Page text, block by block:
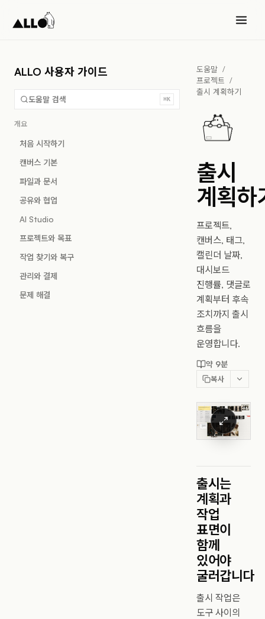
ALLO 사용자 가이드
도움말 검색 ⌘K
개요
처음 시작하기
캔버스 기본
파일과 문서
공유와 협업
AI Studio
프로젝트와 목표
작업 찾기와 복구
관리와 결제
문제 해결
도움말 /
프로젝트
/
출시 계획하기
출시
계획하
프로젝트,
캔버스, 태그,
캘린더 날짜,
대시보드
진행률, 댓글로
계획부터 후속
조치까지 출시
흐름을
운영합니다.
약 9분
복사
출시는
계획과
작업
표면이
함께
있어야
굴러갑니다
출시 작업은
도구 사이의